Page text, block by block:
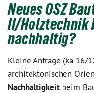
Neues OSZ
II/Holztechnik
nachhaltig?
Kleine Anfrage (ka 16/
architektonischen
Nachhaltigkeit beim